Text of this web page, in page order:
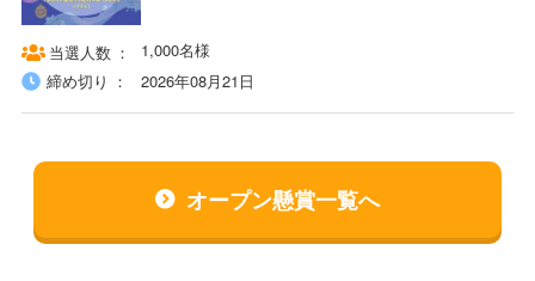
当選人数
1,000名様
締め切り
2026年08月21日
オープン懸賞一覧へ